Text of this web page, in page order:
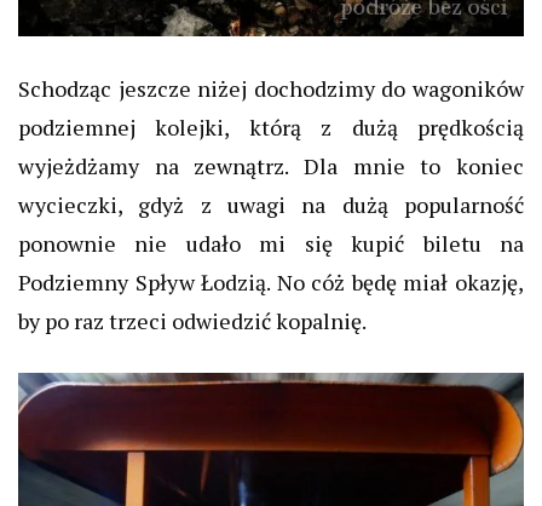
Schodząc jeszcze niżej dochodzimy do wagoników
podziemnej kolejki, którą z dużą prędkością
wyjeżdżamy na zewnątrz. Dla mnie to koniec
wycieczki, gdyż z uwagi na dużą popularność
ponownie nie udało mi się kupić biletu na
Podziemny Spływ Łodzią. No cóż będę miał okazję,
by po raz trzeci odwiedzić kopalnię.